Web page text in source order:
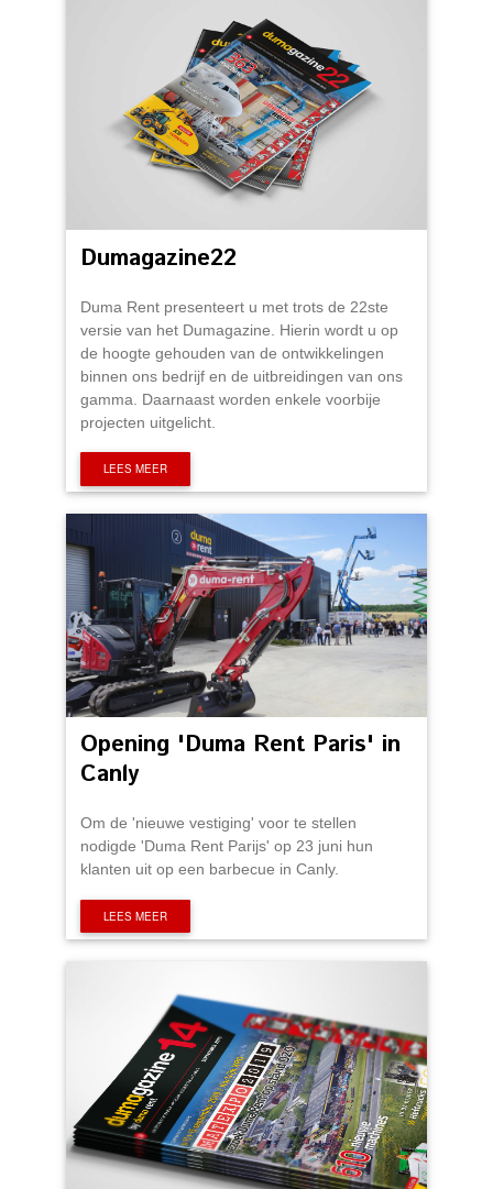
Dumagazine22
Duma Rent presenteert u met trots de 22ste
versie van het Dumagazine. Hierin wordt u op
de hoogte gehouden van de ontwikkelingen
binnen ons bedrijf en de uitbreidingen van ons
gamma. Daarnaast worden enkele voorbije
projecten uitgelicht.
LEES MEER
Opening 'Duma Rent Paris' in
Canly
Om de 'nieuwe vestiging' voor te stellen
nodigde 'Duma Rent Parijs' op 23 juni hun
klanten uit op een barbecue in Canly.
LEES MEER